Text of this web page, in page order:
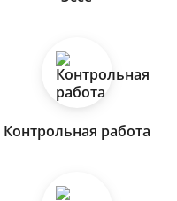
Контрольная работа